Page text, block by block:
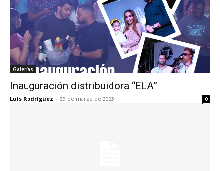
Galerías
Inauguración distribuidora “ELA”
Luis Rodriguez - 29 de marzo de 2023 0